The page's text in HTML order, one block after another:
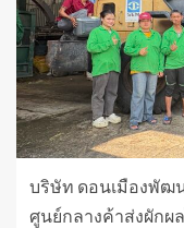
บริษัท ดอนเมืองพัฒ
ศูนย์กลางค้าส่งผักผ